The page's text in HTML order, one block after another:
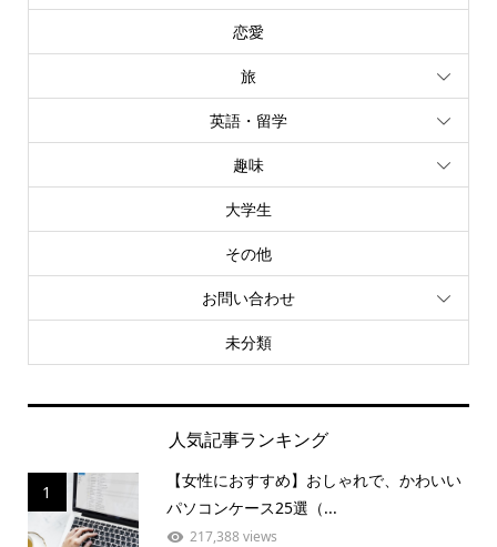
恋愛
旅
英語・留学
趣味
大学生
その他
お問い合わせ
未分類
人気記事ランキング
1
【女性におすすめ】おしゃれで、かわいい
パソコンケース25選（...
217,388 views